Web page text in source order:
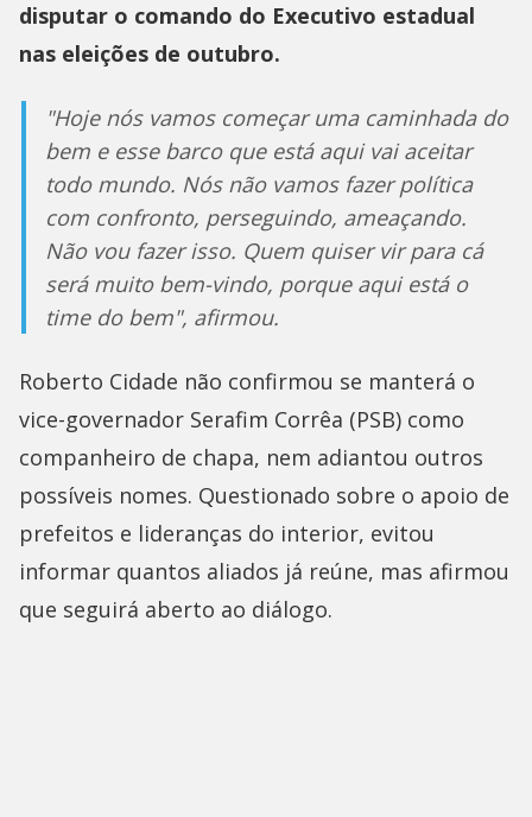
disputar o comando do Executivo estadual
nas eleições de outubro.
"Hoje nós vamos começar uma caminhada do
bem e esse barco que está aqui vai aceitar
todo mundo. Nós não vamos fazer política
com confronto, perseguindo, ameaçando.
Não vou fazer isso. Quem quiser vir para cá
será muito bem-vindo, porque aqui está o
time do bem", afirmou.
Roberto Cidade não confirmou se manterá o
vice-governador Serafim Corrêa (PSB) como
companheiro de chapa, nem adiantou outros
possíveis nomes. Questionado sobre o apoio de
prefeitos e lideranças do interior, evitou
informar quantos aliados já reúne, mas afirmou
que seguirá aberto ao diálogo.